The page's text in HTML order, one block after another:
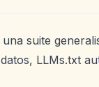
suite
LLMs.txt